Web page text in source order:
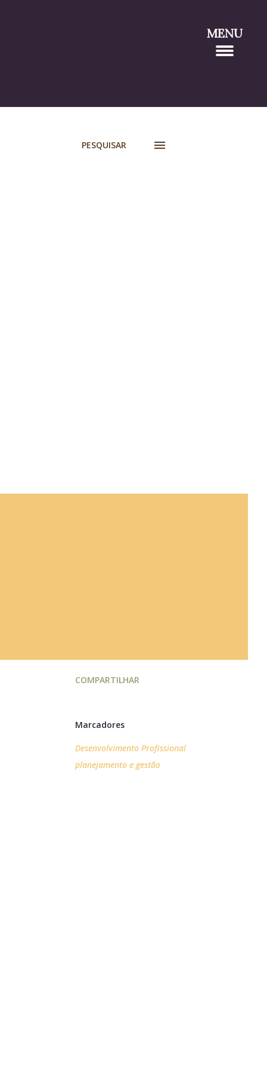
MENU
PESQUISAR
COMPARTILHAR
Marcadores
Desenvolvimento Profissional
planejamento e gestão